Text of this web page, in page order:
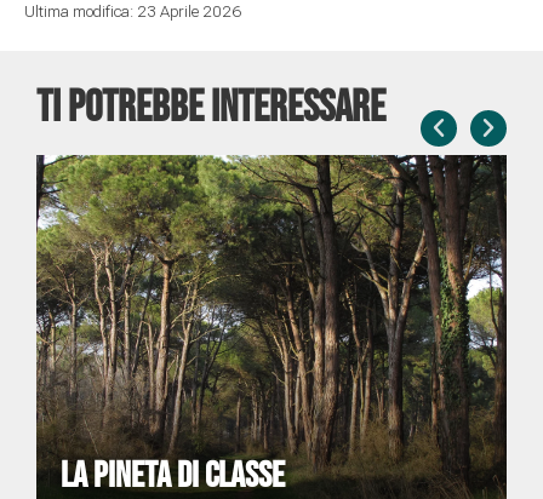
Ultima modifica: 23 Aprile 2026
TI POTREBBE INTERESSARE
LA PINETA DI CLASSE